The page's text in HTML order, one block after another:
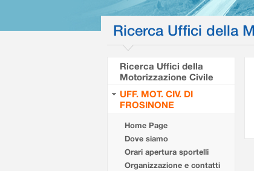
Ricerca Uffici della
Ricerca Uffici della
Motorizzazione Civile
UFF. MOT. CIV. DI
FROSINONE
Home Page
Dove siamo
Orari apertura sportelli
Organizzazione e contatti